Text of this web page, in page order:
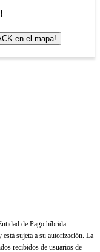
en el mapa!
de Pago híbrida
sujeta a su autorización. La
recibidos de usuarios de